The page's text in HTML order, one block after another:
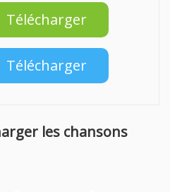
Télécharger
Télécharger
les chansons